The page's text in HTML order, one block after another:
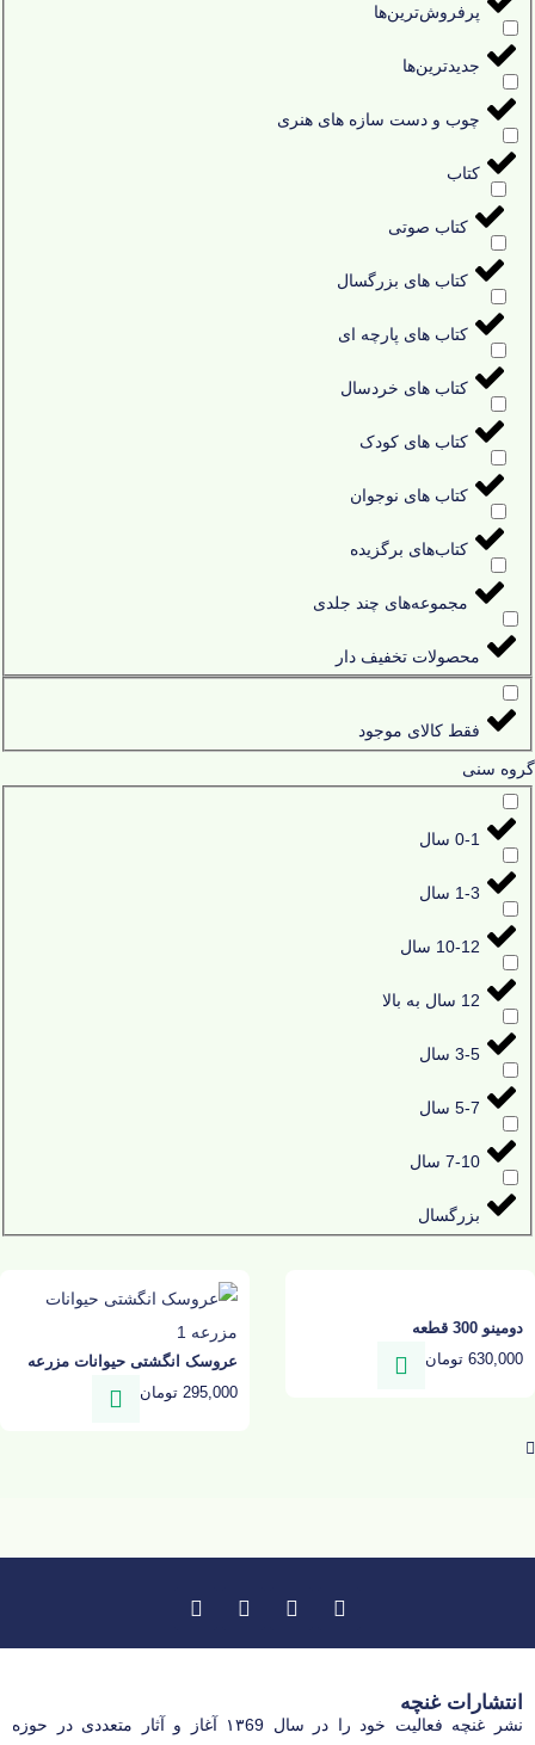
پرفروش‌ترین‌ها
جدیدترین‌ها
چوب و دست سازه های هنری
کتاب
کتاب صوتی
کتاب های بزرگسال
کتاب های پارچه ای
کتاب های خردسال
کتاب های کودک
کتاب های نوجوان
کتاب‌های برگزیده
مجموعه‌های چند جلدی
محصولات تخفیف دار
فقط کالای موجود
گروه سنی
0-1 سال
1-3 سال
10-12 سال
12 سال به بالا
3-5 سال
5-7 سال
7-10 سال
بزرگسال
دومینو 300 قطعه
630,000 تومان
عروسک انگشتی حیوانات مزرعه
295,000 تومان
انتشارات غنچه
نشر غنچه فعالیت خود را در سال ۱۳69 آغاز و‌ آثار متعددی در حوزه‌